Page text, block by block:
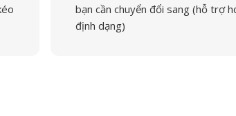
bạn cần chuyển đổi sang (hỗ trợ
định dạng)